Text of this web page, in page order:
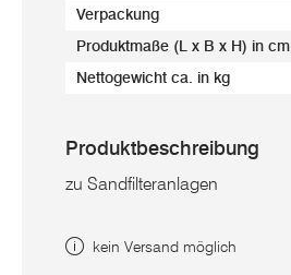
Verpackung
Produktmaße (L x B x H) in cm
Nettogewicht ca. in kg
Produktbeschreibung
zu Sandfilteranlagen
kein Versand möglich